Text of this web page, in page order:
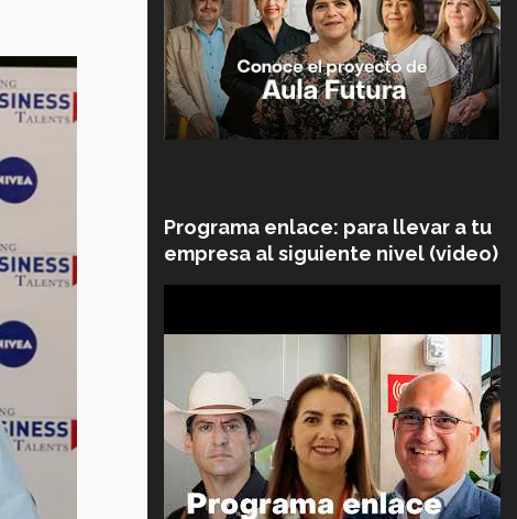
Programa enlace: para llevar a tu
empresa al siguiente nivel (video)